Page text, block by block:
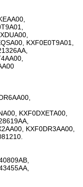
KXF0E0T9A01,
KXF0DXETA00,
KXF0DR3AA00,